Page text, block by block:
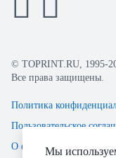
© TOPRINT.RU, 1995-
Все права защищены.
Политика
Пользовательское
О файлах Cookie
Мы